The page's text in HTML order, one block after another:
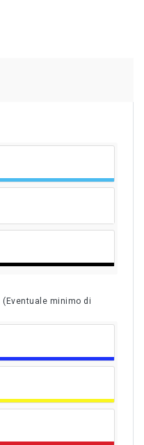
(Eventuale minimo di